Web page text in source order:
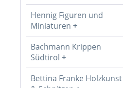
Hennig Figuren und
Miniaturen
Bachmann Krippen
Südtirol
Bettina Franke Holzkunst